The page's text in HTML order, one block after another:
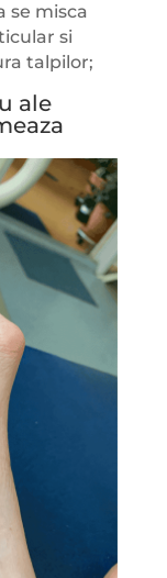
se misca
si
talpilor;
ale